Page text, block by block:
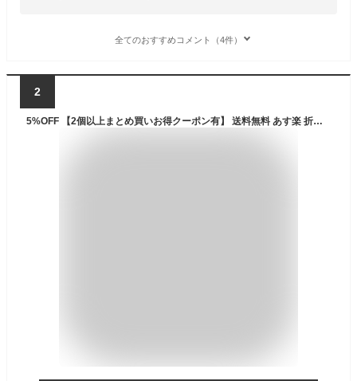
全てのおすすめコメント（4件）
2
5%OFF 【2個以上まとめ買いお得クーポン有】 送料無料 あす楽 折りたたみ椅子 アウトドア 軽量 コンパクト 携帯 高さ調整 折りたたみ いす チェア ポータブル 椅子 野外 フェス 運動会 釣り 遊園地 海 プール 災害 避難 簡単 便利 初期不良交換 8色 折り畳み